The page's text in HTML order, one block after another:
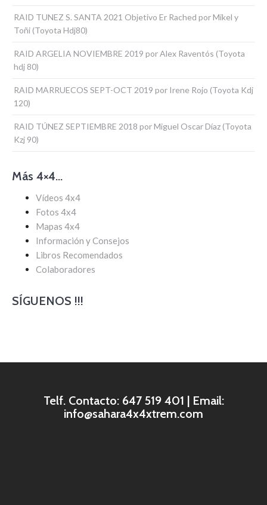
RAID TUNEZ S. SANTA 2021 Objetivo Er Rached por Mikel y
Toñi (Toyota Hdj80)
RAID ARGELIA NOVIEMBRE 2019 por Alex Raventós (Toyota
hdj 80)
RAID MARRUECOS SEPT-OCT 2019 por Irene Rojo (Toyota Kdj
120)
RAID TÚNEZ SEPTIEMBRE 2018 por Miguel Oscar Díaz (Toyota
Kzj 90)
Más 4×4…
Vídeos 4x4
Fotos 4x4
Mapas 4x4
Información y Consejos
Libros Recomendados
Colaboradores
SÍGUENOS !!!
Telf. Contacto: 647 519 401 | Email:
info@sahara4x4xtrem.com